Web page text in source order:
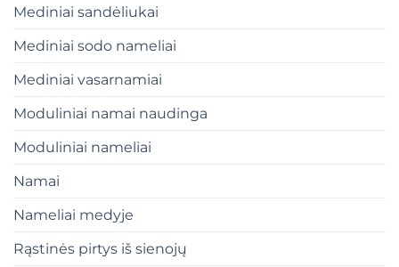
Mediniai sandėliukai
Mediniai sodo nameliai
Mediniai vasarnamiai
Moduliniai namai naudinga
Moduliniai nameliai
Namai
Nameliai medyje
Rąstinės pirtys iš sienojų